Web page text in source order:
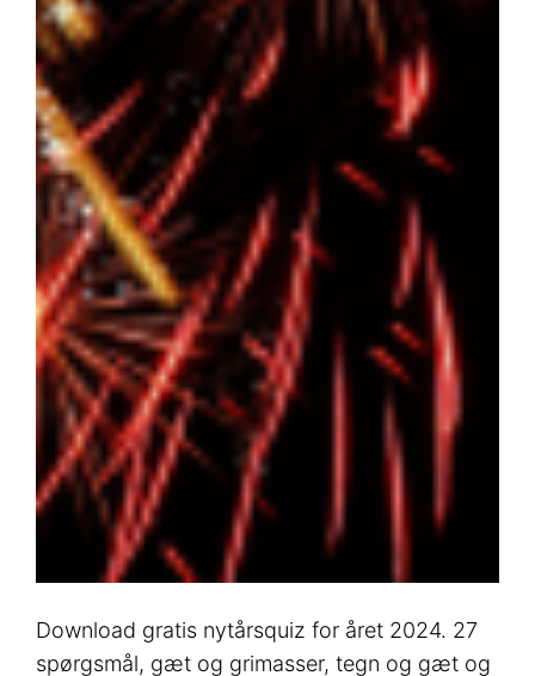
Download gratis nytårsquiz for året 2024. 27
spørgsmål, gæt og grimasser, tegn og gæt og